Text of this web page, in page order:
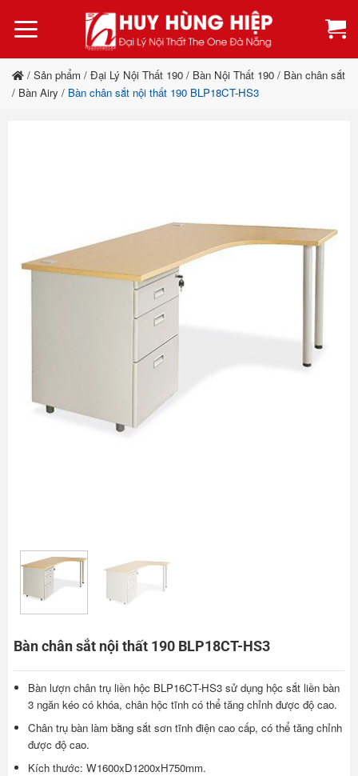
qua
dung
/ Sản phẩm / Đại Lý Nội Thất 190 / Bàn Nội Thất 190 / Bàn chân sắt
/ Bàn Airy / Bàn chân sắt nội thất 190 BLP18CT-HS3
Bàn chân sắt nội thất 190 BLP18CT-HS3
Bàn lượn chân trụ liền hộc BLP16CT-HS3 sử dụng hộc sắt liền bàn
3 ngăn kéo có khóa, chân hộc tĩnh có thể tăng chỉnh được độ cao.
Chân trụ bàn làm bằng sắt sơn tĩnh điện cao cấp, có thể tăng chỉnh
được độ cao.
Kích thước: W1600xD1200xH750mm.